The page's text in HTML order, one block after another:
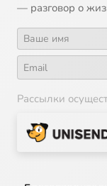
— разговор о
Рассылки